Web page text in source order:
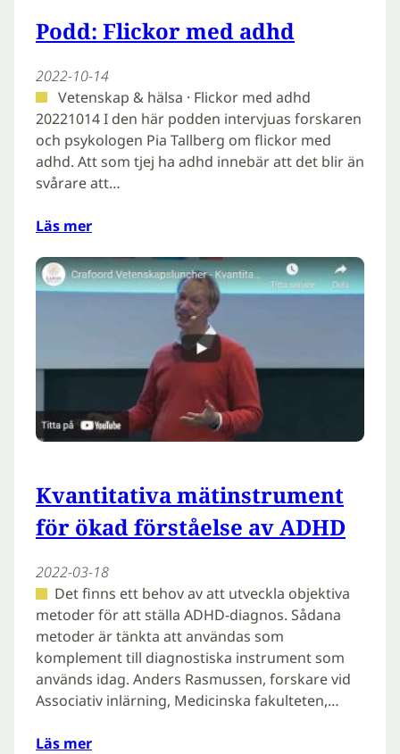
Podd: Flickor med adhd
2022-10-14
Vetenskap & hälsa · Flickor med adhd
20221014 I den här podden intervjuas forskaren
och psykologen Pia Tallberg om flickor med
adhd. Att som tjej ha adhd innebär att det blir än
svårare att…
Läs mer
Kvantitativa mätinstrument
för ökad förståelse av ADHD
2022-03-18
Det finns ett behov av att utveckla objektiva
metoder för att ställa ADHD-diagnos. Sådana
metoder är tänkta att användas som
komplement till diagnostiska instrument som
används idag. Anders Rasmussen, forskare vid
Associativ inlärning, Medicinska fakulteten,…
Läs mer